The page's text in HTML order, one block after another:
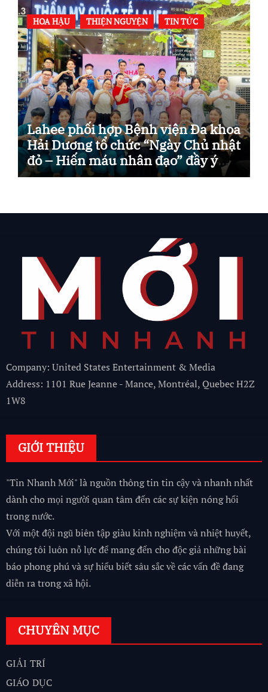
HOA HẬU THIỆN NGUYỆN TIN TỨC
Lahee phối hợp Bệnh viện Đa khoa
Hải Dương tổ chức “Ngày Chủ nhật
đỏ – Hiến máu nhân đạo” đầy ý
nghĩa
Company: United States Entertainment & Media
Address: 1101 Rue Jeanne - Mance, Montréal, Quebec H2Z
1W8
GIỚI THIỆU
"Tin Nhanh Mới" là nguồn thông tin tin cậy và nhanh nhất
dành cho mọi người quan tâm đến các sự kiện nóng hổi
trong nước.
Với một đội ngũ biên tập giàu kinh nghiệm và nhiệt huyết,
chúng tôi luôn nỗ lực để mang đến cho độc giả những bài
báo phong phú và sự hiểu biết sâu sắc về các vấn đề đang
diễn ra trong xã hội.
CHUYÊN MỤC
GIẢI TRÍ
GIÁO DỤC